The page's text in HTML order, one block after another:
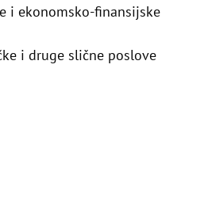
i ekonomsko-finansijske
i druge slične poslove